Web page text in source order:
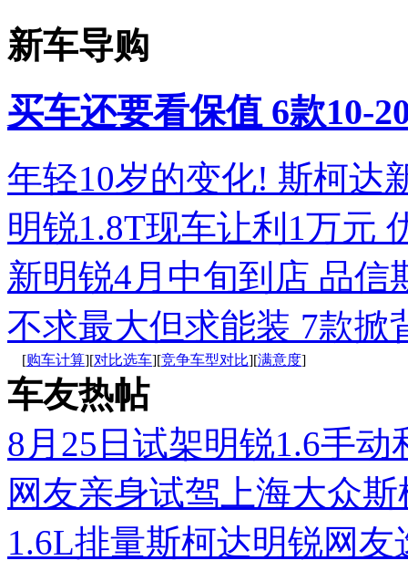
新车导购
买车还要看保值 6款10-
年轻10岁的变化! 斯柯达
明锐1.8T现车让利1万元
新明锐4月中旬到店 品信
不求最大但求能装 7款掀
[购车计算][对比选车][竞争车型对比][满意度]
车友热帖
8月25日试架明锐1.6手动
网友亲身试驾上海大众
1.6L排量斯柯达明锐网